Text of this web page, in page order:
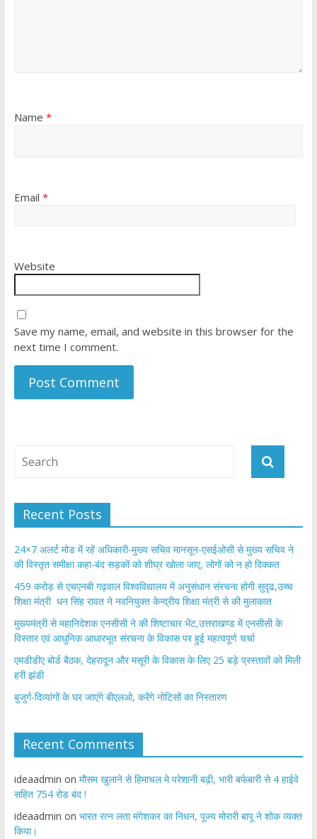
Name *
Email *
Website
Save my name, email, and website in this browser for the
next time I comment.
Recent Posts
24×7 अलर्ट मोड में रहें अधिकारी-मुख्य सचिव मानसून-एसईओसी से मुख्य सचिव ने
की विस्तृत समीक्षा कहा-बंद सड़कों को शीघ्र खोला जाए, लोगों को न हो दिक्कत
459 करोड़ से एचएनबी गढ़वाल विश्वविद्यालय में अनुसंधान संरचना होगी सुदृढ,उच्च
शिक्षा मंत्री धन सिंह रावत ने नवनियुक्त केन्द्रीय शिक्षा मंत्री से की मुलाकात
मुख्यमंत्री से महानिदेशक एनसीसी ने की शिष्टाचार भेंट,उत्तराखण्ड में एनसीसी के
विस्तार एवं आधुनिक आधारभूत संरचना के विकास पर हुई महत्वपूर्ण चर्चा
एमडीडीए बोर्ड बैठक, देहरादून और मसूरी के विकास के लिए 25 बड़े प्रस्तावों को मिली
हरी झंडी
बुजुर्ग-दिव्यांगों के घर जाएंगे बीएलओ, करेंगे नोटिसों का निस्तारण
Recent Comments
ideaadmin on मौसम खुलाने से हिमाचल मे परेशानी बढ़ी, भारी बर्फबारी से 4 हाईवे
सहित 754 रोड बंद !
ideaadmin on भारत रत्न लता मंगेशकर का निधन, पूज्य मोरारी बापू ने शोक व्यक्त
किया।